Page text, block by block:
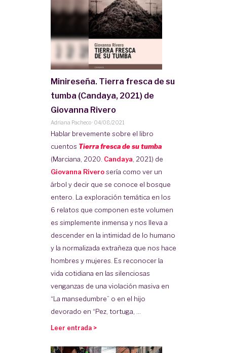
Minireseña. Tierra fresca de su
tumba (Candaya, 2021) de
Giovanna Rivero
Adriana Pacheco· 04/08/2021
Hablar brevemente sobre el libro
cuentos Tierra fresca de su tumba
(Marciana, 2020. Candaya , 2021) de
Giovanna Riverosería como ver un
árbol y decir que se conoce el bosque
entero. La exploración temática en los
6 relatos que componen este volumen
es simplemente inmensa y nos lleva a
descender en la intimidad de lo humano
y la normalizada extrañeza que nos hace
hombres y mujeres. Es reconocer la
vida cotidiana en las silenciosas
venganzas de una violación masiva en
“La mansedumbre” o en el hijo
devorado en “Pez, tortuga, ...
Leer entrada >